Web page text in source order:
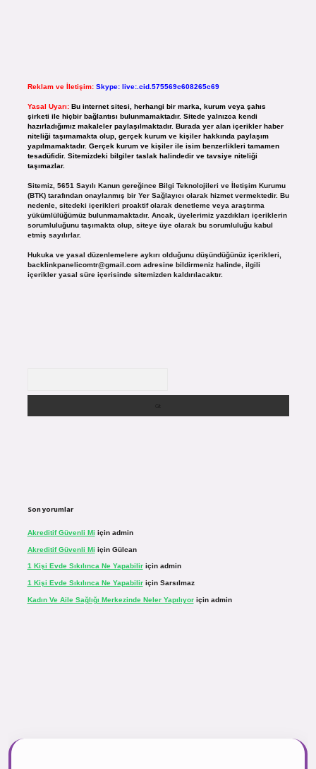
Reklam ve İletişim: Skype: live:.cid.575569c608265c69
Yasal Uyarı: Bu internet sitesi, herhangi bir marka, kurum veya şahıs
şirketi ile hiçbir bağlantısı bulunmamaktadır. Sitede yalnızca kendi
hazırladığımız makaleler paylaşılmaktadır. Burada yer alan içerikler haber
niteliği taşımamakta olup, gerçek kurum ve kişiler hakkında paylaşım
yapılmamaktadır. Gerçek kurum ve kişiler ile isim benzerlikleri tamamen
tesadüfidir. Sitemizdeki bilgiler taslak halindedir ve tavsiye niteliği
taşımazlar.
Sitemiz, 5651 Sayılı Kanun gereğince Bilgi Teknolojileri ve İletişim Kurumu
(BTK) tarafından onaylanmış bir Yer Sağlayıcı olarak hizmet vermektedir. Bu
nedenle, sitedeki içerikleri proaktif olarak denetleme veya araştırma
yükümlülüğümüz bulunmamaktadır. Ancak, üyelerimiz yazdıkları içeriklerin
sorumluluğunu taşımakta olup, siteye üye olarak bu sorumluluğu kabul
etmiş sayılırlar.
Hukuka ve yasal düzenlemelere aykırı olduğunu düşündüğünüz içerikleri,
backlinkpanelicomtr@gmail.comadresine bildirmeniz halinde, ilgili
içerikler yasal süre içerisinde sitemizden kaldırılacaktır.
Son yorumlar
Akreditif Güvenli Mi için admin
Akreditif Güvenli Mi için Gülcan
1 Kişi Evde Sıkılınca Ne Yapabiliriçin admin
1 Kişi Evde Sıkılınca Ne Yapabiliriçin Sarsılmaz
Kadın Ve Aile Sağlığı Merkezinde Neler Yapılıyoriçin admin